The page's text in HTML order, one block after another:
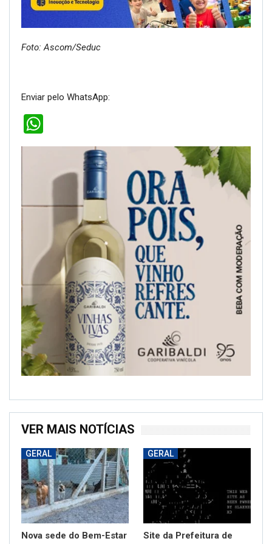
Foto: Ascom/Seduc
Enviar pelo WhatsApp:
VER MAIS NOTÍCIAS
GERAL
Nova sede do Bem-Estar
GERAL
Site da Prefeitura de